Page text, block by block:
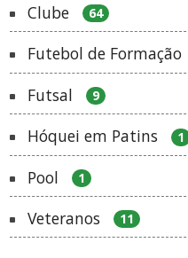
Clube 64
Futebol de Formação
Futsal 9
Hóquei em Patins 1
Pool 1
Veteranos 11